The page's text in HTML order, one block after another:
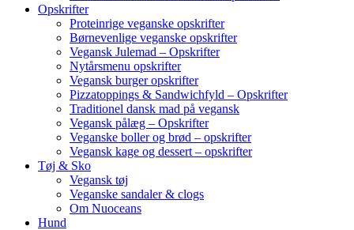
Opskrifter
Proteinrige veganske opskrifter
Børnevenlige veganske opskrifter
Vegansk Julemad – Opskrifter
Nytårsmenu opskrifter
Vegansk burger opskrifter
Pizzatoppings & Sandwichfyld – Opskrifter
Traditionel dansk mad på vegansk
Vegansk pålæg – Opskrifter
Veganske boller og brød – opskrifter
Vegansk kage og dessert – opskrifter
Tøj & Sko
Vegansk tøj
Veganske sandaler & clogs
Om Nuoceans
Hund